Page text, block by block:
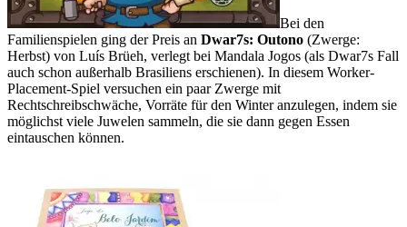
Bei den
Familienspielen ging der Preis an Dwar7s: Outono (Zwerge:
Herbst) von Luís Brüeh, verlegt bei Mandala Jogos (als Dwar7s Fall
auch schon außerhalb Brasiliens erschienen). In diesem Worker-
Placement-Spiel versuchen ein paar Zwerge mit
Rechtschreibschwäche, Vorräte für den Winter anzulegen, indem sie
möglichst viele Juwelen sammeln, die sie dann gegen Essen
eintauschen können.